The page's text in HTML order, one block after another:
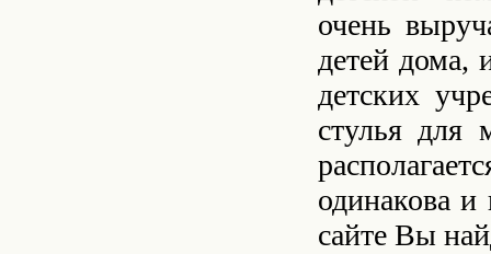
очень
детей дома,
детских
стулья для
одинакова
сайте Вы